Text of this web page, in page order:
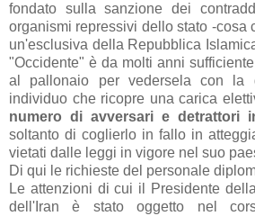
fondato sulla sanzione dei
organismi repressivi dello stato -cosa
un'esclusiva della Repubblica
"Occidente" è da molti anni
al pallonaio per vedersela con la
individuo che ricopre una carica
numero di avversari e detrattori
soltanto di coglierlo in fallo in
vietati dalle leggi in vigore nel suo
Di qui le richieste del personale
Le attenzioni di cui il Presidente
dell'Iran è stato oggetto nel